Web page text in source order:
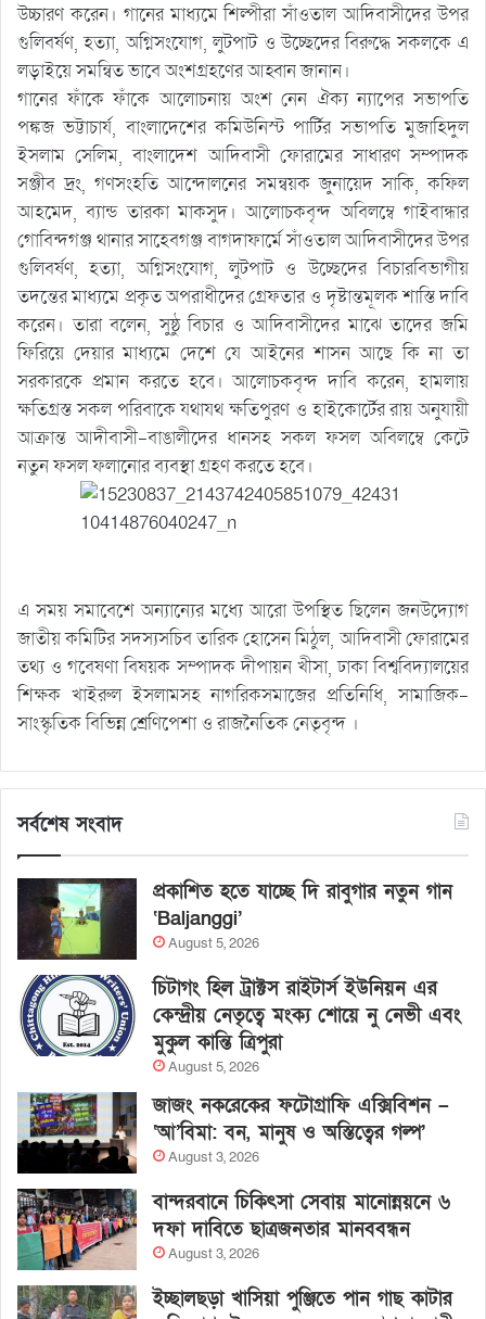
উচ্চারণ করেন। গানের মাধ্যমে শিল্পীরা সাঁওতাল আদিবাসীদের উপর
গুলিবর্ষণ, হত্যা, অগ্নিসংযোগ, লুটপাট ও উচ্ছেদের বিরুদ্ধে সকলকে এ
লড়াইয়ে সমন্বিত ভাবে অংশগ্রহণের আহ্বান জানান।
গানের ফাঁকে ফাঁকে আলোচনায় অংশ নেন ঐক্য ন্যাপের সভাপতি
পঙ্কজ ভট্টাচার্য, বাংলাদেশের কমিউনিস্ট পার্টির সভাপতি মুজাহিদুল
ইসলাম সেলিম, বাংলাদেশ আদিবাসী ফোরামের সাধারণ সম্পাদক
সঞ্জীব দ্রং, গণসংহতি আন্দোলনের সমন্বয়ক জুনায়েদ সাকি, কফিল
আহমেদ, ব্যান্ড তারকা মাকসুদ। আলোচকবৃন্দ অবিলম্বে গাইবান্ধার
গোবিন্দগঞ্জ থানার সাহেবগঞ্জ বাগদাফার্মে সাঁওতাল আদিবাসীদের উপর
গুলিবর্ষণ, হত্যা, অগ্নিসংযোগ, লুটপাট ও উচ্ছেদের বিচারবিভাগীয়
তদন্তের মাধ্যমে প্রকৃত অপরাধীদের গ্রেফতার ও দৃষ্টান্তমূলক শাস্তি দাবি
করেন। তারা বলেন, সুষ্ঠু বিচার ও আদিবাসীদের মাঝে তাদের জমি
ফিরিয়ে দেয়ার মাধ্যমে দেশে যে আইনের শাসন আছে কি না তা
সরকারকে প্রমান করতে হবে। আলোচকবৃন্দ দাবি করেন, হামলায়
ক্ষতিগ্রস্ত সকল পরিবাকে যথাযথ ক্ষতিপুরণ ও হাইকোর্টের রায় অনুযায়ী
আক্রান্ত আদীবাসী-বাঙালীদের ধানসহ সকল ফসল অবিলম্বে কেটে
নতুন ফসল ফলানোর ব্যবস্থা গ্রহণ করতে হবে।
এ সময় সমাবেশে অন্যান্যের মধ্যে আরো উপস্থিত ছিলেন জনউদ্যোগ
জাতীয় কমিটির সদস্যসচিব তারিক হোসেন মিঠুল, আদিবাসী ফোরামের
তথ্য ও গবেষণা বিষয়ক সম্পাদক দীপায়ন খীসা, ঢাকা বিশ্ববিদ্যালয়ের
শিক্ষক খাইরুল ইসলামসহ নাগরিকসমাজের প্রতিনিধি, সামাজিক-
সাংস্কৃতিক বিভিন্ন শ্রেণিপেশা ও রাজনৈতিক নেতৃবৃন্দ ।
সর্বশেষ সংবাদ
প্রকাশিত হতে যাচ্ছে দি রাবুগার নতুন গান
‘Baljanggi’
August 5, 2026
চিটাগং হিল ট্রাক্টস রাইটার্স ইউনিয়ন এর
কেন্দ্রীয় নেতৃত্বে মংক্য শোয়ে নু নেভী এবং
মুকুল কান্তি ত্রিপুরা
August 5, 2026
জাজং নকরেকের ফটোগ্রাফি এক্সিবিশন –
‘আ’বিমা: বন, মানুষ ও অস্তিত্বের গল্প’
August 3, 2026
বান্দরবানে চিকিৎসা সেবায় মানোন্নয়নে ৬
দফা দাবিতে ছাত্রজনতার মানববন্ধন
August 3, 2026
ইচ্ছালছড়া খাসিয়া পুঞ্জিতে পান গাছ কাটার